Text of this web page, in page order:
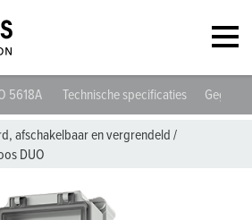
5618A Technische specificaties
afschakelbaar en vergrendeld /
DUO